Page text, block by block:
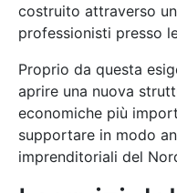
costruito attraverso
professionisti presso
Proprio da questa
aprire una nuova
economiche più
supportare in modo
imprenditoriali del